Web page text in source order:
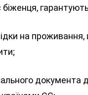
на проживання,